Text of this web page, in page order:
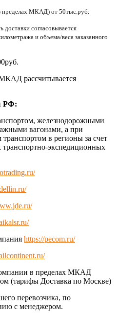
пределах МКАД) от 50тыс.руб.
согласовывается
и объема/веса заказанного
рассчитывается
РФ:
железнодорожными
вагонами, а при
в регионы за счет
экспедиционных
https://pecom.ru/
в пределах МКАД
(тарифы Доставка по Москве)
перевозчика, по
с менеджером.